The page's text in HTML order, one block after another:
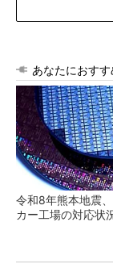
あなたにおすす
令和8年熊本地震
カー工場の対応状